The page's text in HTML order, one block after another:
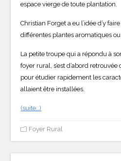
espace vierge de toute plantation.
Christian Forget a eu l’idée d’y
différentes plantes aromatiques
La petite troupe qui a répondu à
foyer rural, s’est d’abord
pour étudier rapidement les
allaient être installées.
(suite…)
Foyer Rural